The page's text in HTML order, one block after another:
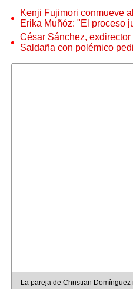
Kenji Fujimori conmueve
Erika Muñóz: "El proceso
César Sánchez,
Saldaña con polémico
La pareja de Christian